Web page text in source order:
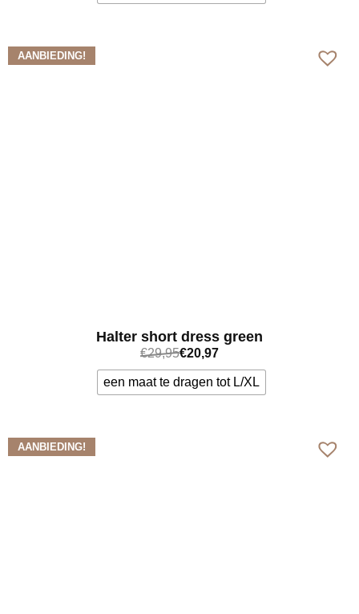
AANBIEDING!
Halter short dress green
€29,95€20,97
een maat te dragen tot L/XL
AANBIEDING!